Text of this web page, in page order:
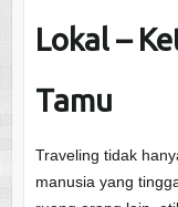
Lokal –
Tamu
Traveling tidak
manusia yang